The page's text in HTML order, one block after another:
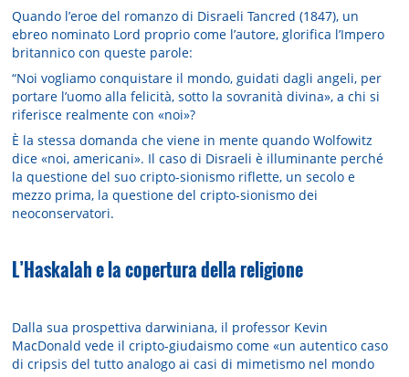
Quando l’eroe del romanzo di Disraeli Tancred (1847), un
ebreo nominato Lord proprio come l’autore, glorifica l’Impero
britannico con queste parole:
“Noi vogliamo conquistare il mondo, guidati dagli angeli, per
portare l’uomo alla felicità, sotto la sovranità divina», a chi si
riferisce realmente con «noi»?
È la stessa domanda che viene in mente quando Wolfowitz
dice «noi, americani». Il caso di Disraeli è illuminante perché
la questione del suo cripto-sionismo riflette, un secolo e
mezzo prima, la questione del cripto-sionismo dei
neoconservatori.
L’Haskalah e la copertura della religione
Dalla sua prospettiva darwiniana, il professor Kevin
MacDonald vede il cripto-giudaismo come «un autentico caso
di cripsis del tutto analogo ai casi di mimetismo nel mondo